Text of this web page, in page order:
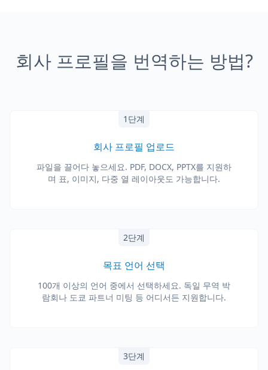
회사 프로필을 번역하는 방법?
1단계
회사 프로필 업로드
파일을 끌어다 놓으세요. PDF, DOCX, PPTX를 지원하
며 표, 이미지, 다중 열 레이아웃도 가능합니다.
2단계
목표 언어 선택
100개 이상의 언어 중에서 선택하세요. 독일 무역 박
람회나 도쿄 파트너 미팅 등 어디서든 지원합니다.
3단계